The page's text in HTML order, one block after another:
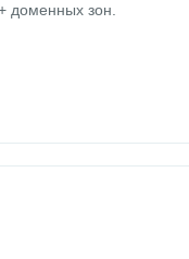
доменных зон.